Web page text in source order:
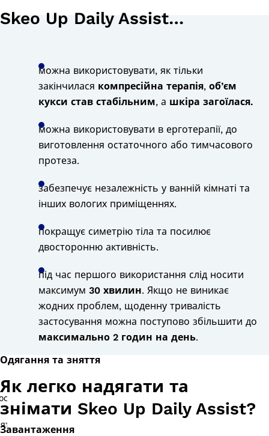
Skeo Up Daily Assist…
можна використовувати, як тільки
закінчилася компресійна терапія, об’єм
кукси став стабільним, а шкіра загоїлася.
можна використовувати в ерготерапії, до
виготовлення остаточного або тимчасового
протеза.
забезпечує незалежність у ванній кімнаті та
інших вологих приміщеннях.
покращує симетрію тіла та посилює
двосторонню активність.
під час першого використання слід носити
максимум 30 хвилин. Якщо не виникає
жодних проблем, щоденну тривалість
застосування можна поступово збільшити до
максимально 2 годин на день.
Одягання та зняття
Як легко надягати та
знімати Skeo Up Daily Assist?
Завантаження